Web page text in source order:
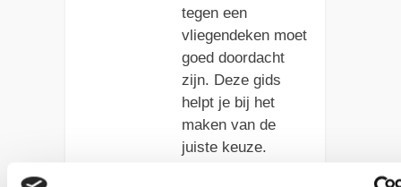
tegen een
vliegendeken moet
goed doordacht
zijn. Deze gids
helpt je bij het
maken van de
juiste keuze.